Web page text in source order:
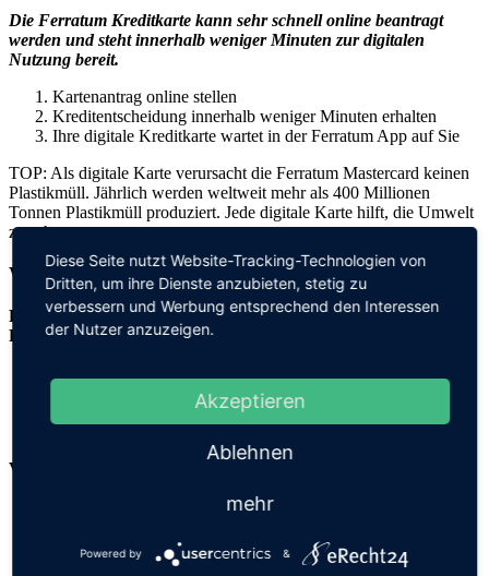
Die Ferratum Kreditkarte kann sehr schnell online beantragt
werden und steht innerhalb weniger Minuten zur digitalen
Nutzung bereit.
Kartenantrag online stellen
Kreditentscheidung innerhalb weniger Minuten erhalten
Ihre digitale Kreditkarte wartet in der Ferratum App auf Sie
TOP: Als digitale Karte verursacht die Ferratum Mastercard keinen
Plastikmüll. Jährlich werden weltweit mehr als 400 Millionen
Tonnen Plastikmüll produziert. Jede digitale Karte hilft, die Umwelt
zu schonen.
Wer kann die Ferratum Mastercard beantragen?
Folgende Voraussetzungen müssen erfüllt sein, um die
Ferratum Mastercard zu beantragen:
Hat ein eigenes Bankkonto bei einer deutschen Bank
Hat einen Wohnsitz in Deutschland
VORTEILE VON FERRATUM
Einfacher Online-Antrag und schnelle Aktivierung
Keine Schufa-Abfrage
Kreditrahmen von bis zu 5.000 Euro (Bonitäts-abhängig)
Diese Seite nutzt Website-Tracking-Technologien von
Dritten, um ihre Dienste anzubieten, stetig zu
verbessern und Werbung entsprechend den Interessen
der Nutzer anzuzeigen.
Akzeptieren
Ablehnen
mehr
Powered by &